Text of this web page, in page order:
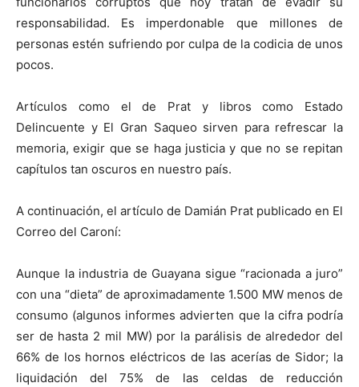
responsabilidad. Es imperdonable que millones de
personas estén sufriendo por culpa de la codicia de unos
pocos.
Artículos como el de Prat y libros como Estado
Delincuente y El Gran Saqueo sirven para refrescar la
memoria, exigir que se haga justicia y que no se repitan
capítulos tan oscuros en nuestro país.
A continuación, el artículo de Damián Prat publicado en El
Correo del Caroní:
Aunque la industria de Guayana sigue “racionada a juro”
con una “dieta” de aproximadamente 1.500 MW menos de
consumo (algunos informes advierten que la cifra podría
ser de hasta 2 mil MW) por la parálisis de alrededor del
66% de los hornos eléctricos de las acerías de Sidor; la
liquidación del 75% de las celdas de reducción